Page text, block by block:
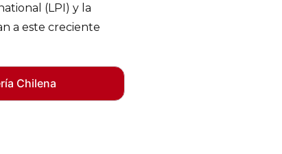
(LPI) y la
a este creciente
Chilena